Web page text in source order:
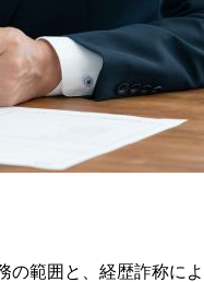
範囲と、経歴詐称に